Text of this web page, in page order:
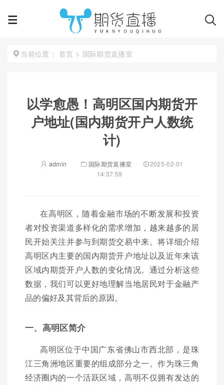
当前位置： 首页 > 国际期货直播室
以学愈愚！高明区国内期货开
户地址(国内期货开户人数统
计)
admin 国际期货直播室
2025-02-01
14:37:59
在高明区，随着金融市场的不断发展和投资
者对投资渠道多样化的需求增加，越来越多的居
民开始关注并参与到期货交易中来。将详细介绍
高明区内主要的国内期货开户地址以及近年来该
区域内期货开户人数的变化情况。通过分析这些
数据，我们可以更好地理解当地居民对于金融产
品的偏好及其背后的原因。
一、高明区简介
高明区位于中国广东省佛山市西北部，是珠
江三角洲地区重要的组成部分之一。作为珠三角
经济圈内的一个活跃区域，高明不仅拥有发达的